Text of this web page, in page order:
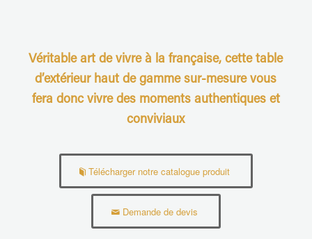
Véritable art de vivre à la française, cette table
d’extérieur haut de gamme sur-mesure vous
fera donc vivre des moments authentiques et
conviviaux
Télécharger notre catalogue produit
Demande de devis